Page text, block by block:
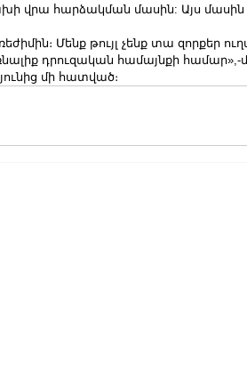
հարձակման մասին: Այս մասին
Մենք թույլ չենք տա զորքեր
դրուզական համայնքի համար»,-
մի հատված։